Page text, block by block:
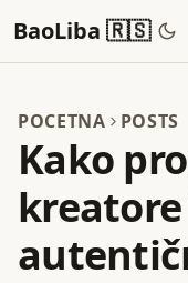
BaoLiba 🇷🇸
POCETNA POSTS
Kako